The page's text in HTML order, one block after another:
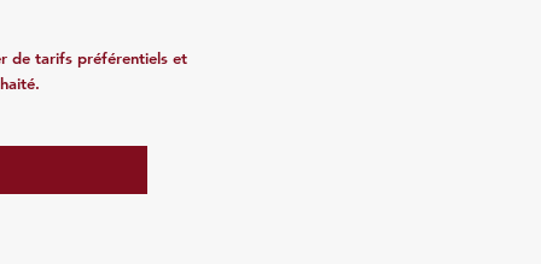
de tarifs préférentiels et